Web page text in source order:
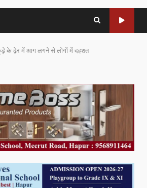
के ढ़ेर में आग लगने से लोगों में दहशत